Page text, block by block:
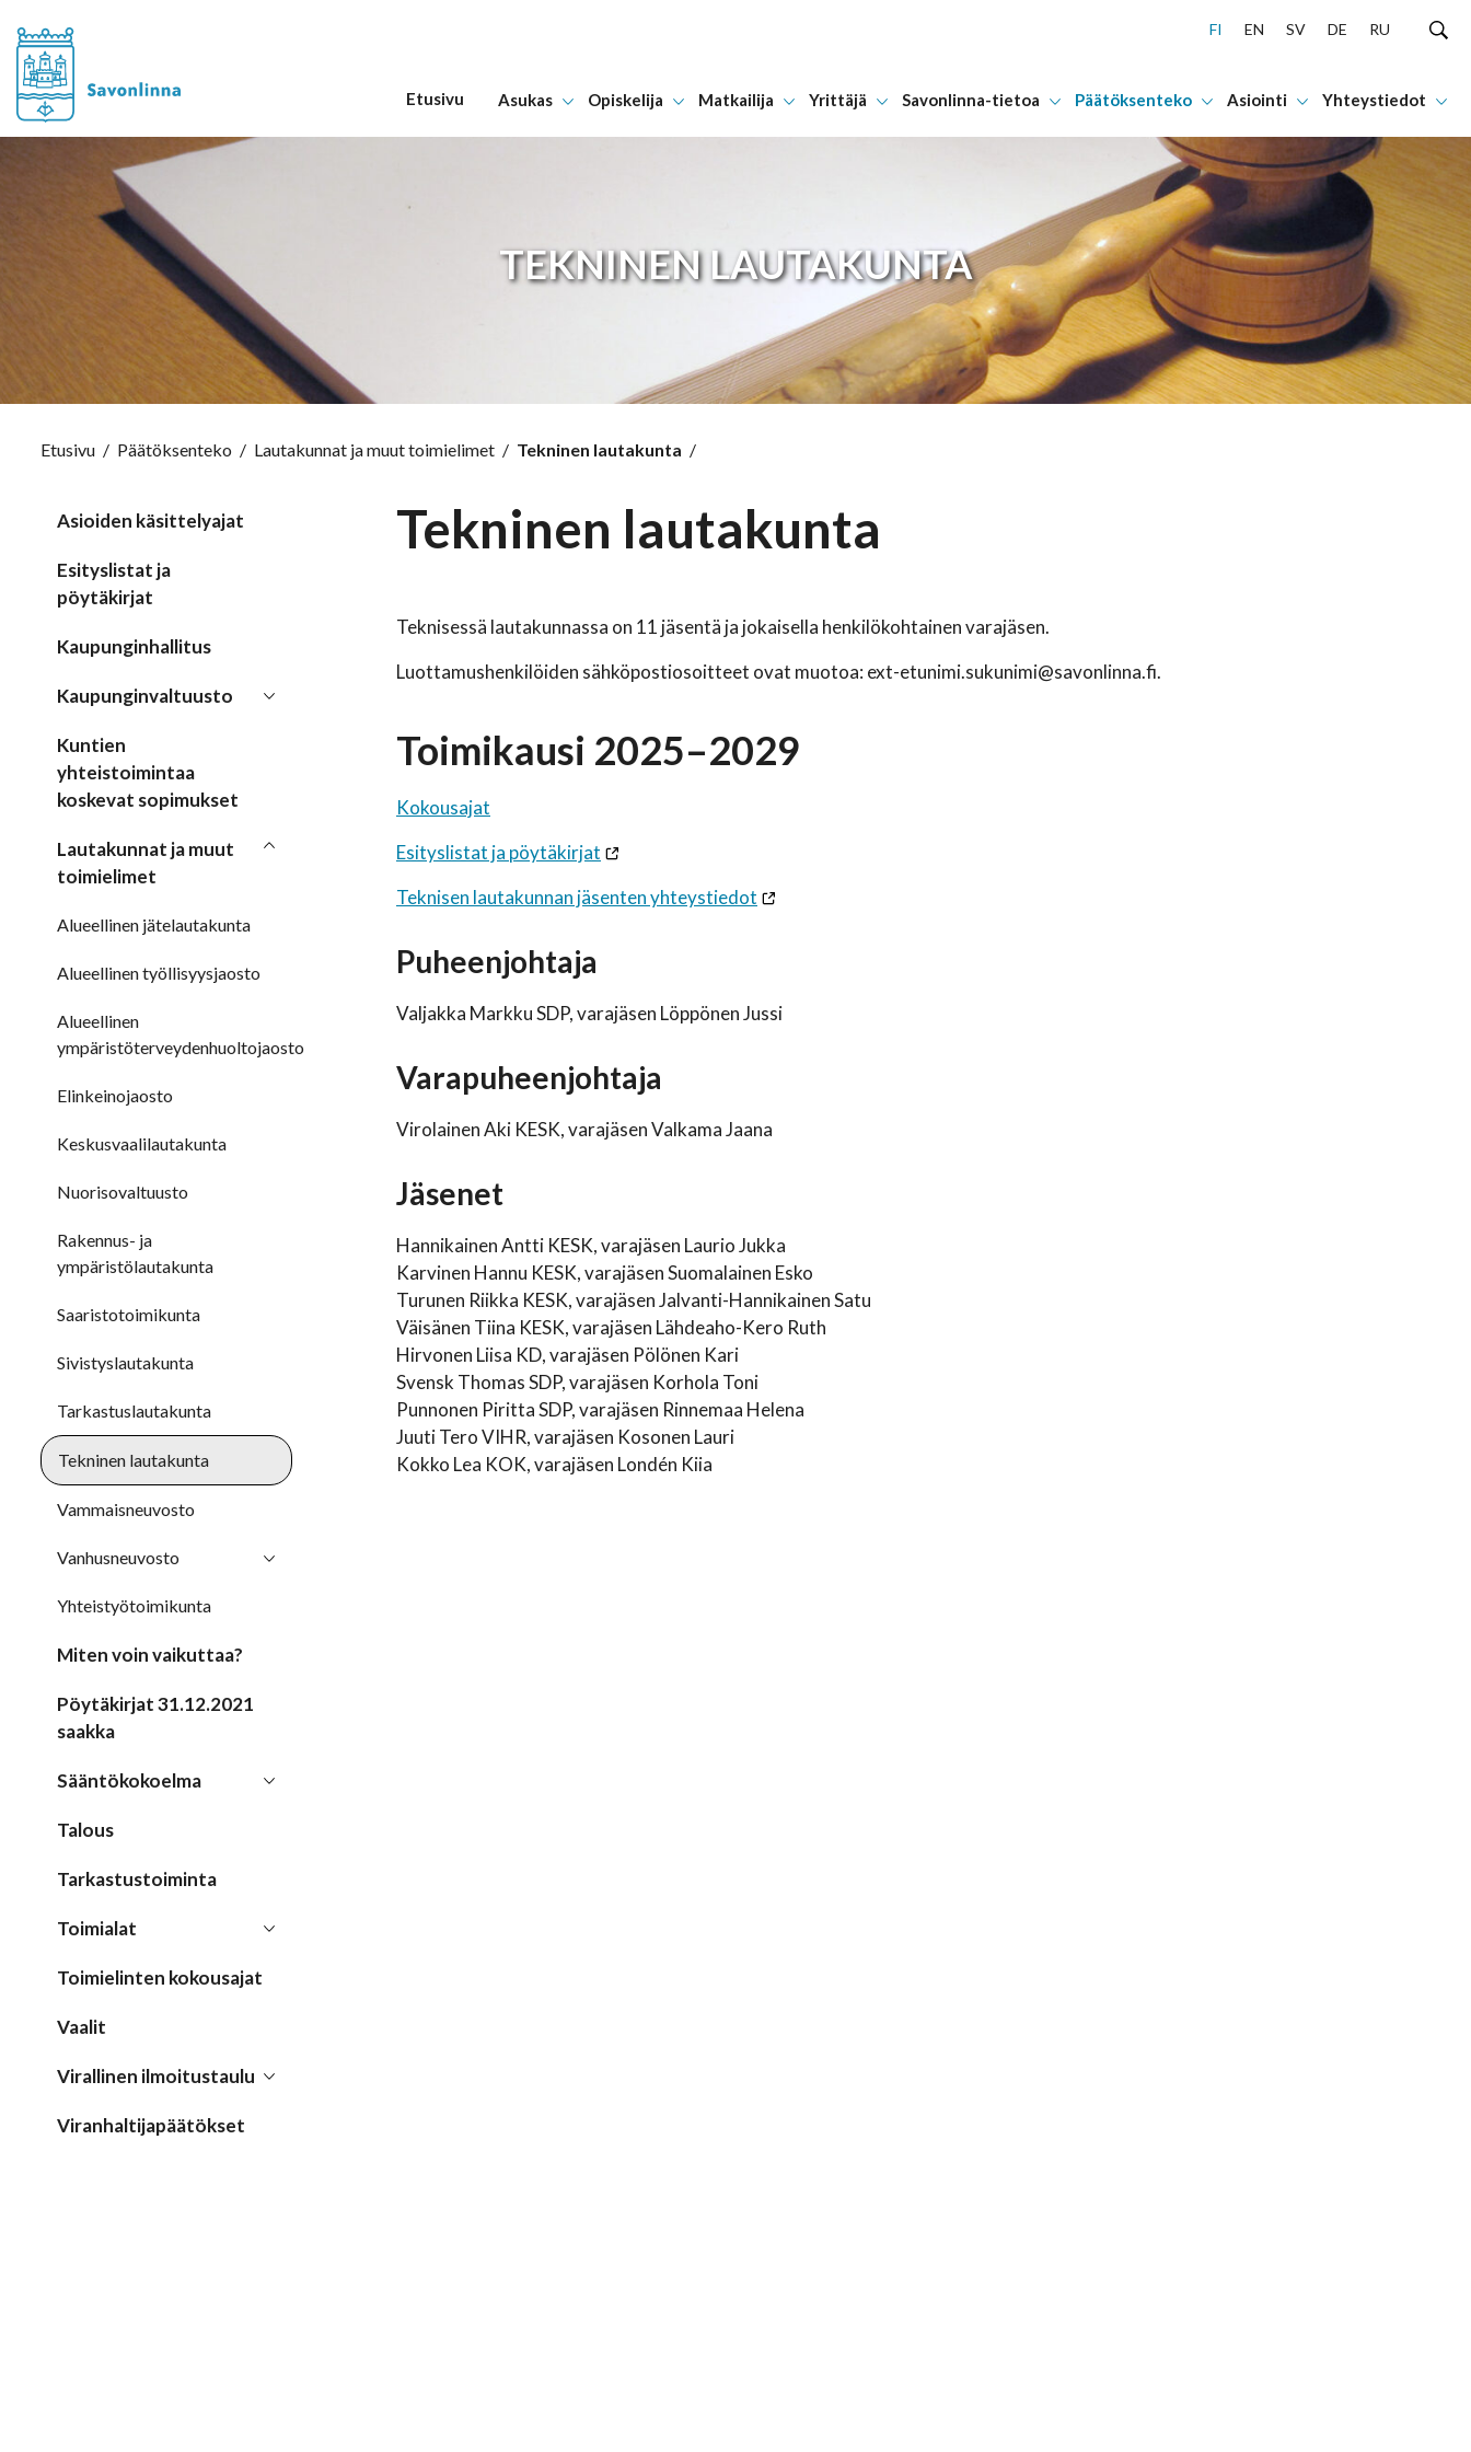
Hyppää sisältöön
FI EN SV DE RU
Etusivu Asukas Opiskelija Matkailija Yrittäjä Savonlinna-tietoa Päätöksenteko Asiointi Yhteystiedot
TEKNINEN LAUTAKUNTA
Etusivu / Päätöksenteko / Lautakunnat ja muut toimielimet / Tekninen lautakunta /
Asioiden käsittelyajat
Esityslistat ja
pöytäkirjat
Kaupunginhallitus
Kaupunginvaltuusto
Kuntien
yhteistoimintaa
koskevat sopimukset
Lautakunnat ja muut
toimielimet
Alueellinen jätelautakunta
Alueellinen työllisyysjaosto
Alueellinen
ympäristöterveydenhuoltojaosto
Elinkeinojaosto
Keskusvaalilautakunta
Nuorisovaltuusto
Rakennus- ja
ympäristölautakunta
Saaristotoimikunta
Sivistyslautakunta
Tarkastuslautakunta
Tekninen lautakunta
Vammaisneuvosto
Vanhusneuvosto
Yhteistyötoimikunta
Miten voin vaikuttaa?
Pöytäkirjat 31.12.2021
saakka
Sääntökokoelma
Talous
Tarkastustoiminta
Toimialat
Toimielinten kokousajat
Vaalit
Virallinen ilmoitustaulu
Viranhaltijapäätökset
Tekninen lautakunta
Teknisessä lautakunnassa on 11 jäsentä ja jokaisella henkilökohtainen varajäsen.
Luottamushenkilöiden sähköpostiosoitteet ovat muotoa: ext-etunimi.sukunimi@savonlinna.fi.
Toimikausi 2025–2029
Kokousajat
Esityslistat ja pöytäkirjat
Teknisen lautakunnan jäsenten yhteystiedot
Puheenjohtaja
Valjakka Markku SDP, varajäsen Löppönen Jussi
Varapuheenjohtaja
Virolainen Aki KESK, varajäsen Valkama Jaana
Jäsenet
Hannikainen Antti KESK, varajäsen Laurio Jukka
Karvinen Hannu KESK, varajäsen Suomalainen Esko
Turunen Riikka KESK, varajäsen Jalvanti-Hannikainen Satu
Väisänen Tiina KESK, varajäsen Lähdeaho-Kero Ruth
Hirvonen Liisa KD, varajäsen Pölönen Kari
Svensk Thomas SDP, varajäsen Korhola Toni
Punnonen Piritta SDP, varajäsen Rinnemaa Helena
Juuti Tero VIHR, varajäsen Kosonen Lauri
Kokko Lea KOK, varajäsen Londén Kiia